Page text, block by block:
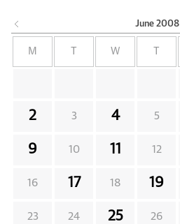
June 2008
M W
2 3 4 5
9 10 11 12
16 17 18 19
23 24 25 26